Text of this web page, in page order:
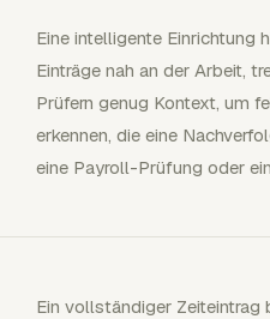
Eine intelligente Einrichtung
Einträge nah an der Arbeit,
Prüfern genug Kontext, um
erkennen, die eine
eine Payroll-Prüfung oder
Ein vollständiger Zeiteintrag